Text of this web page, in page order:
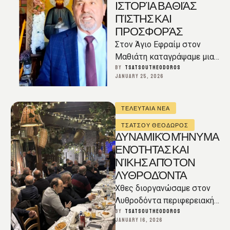
ΙΣΤΟΡΊΑ ΒΑΘΙΆΣ
ΠΊΣΤΗΣ ΚΑΙ
ΠΡΟΣΦΟΡΆΣ
Στον Άγιο Εφραίμ στον
Μαθιάτη καταγράψαμε μια
ιστορία βαθιάς πίστης και
προσφοράς: τη διαδρομή
BY TSATSOUTHEODOROS
JANUARY 25, 2026
ΤΕΛΕΥΤΑΙΑ ΝΕΑ
ΤΣΑΤΣΟΥ ΘΕΟΔΩΡΟΣ
ΔΥΝΑΜΙΚΌ ΜΉΝΥΜΑ
ΕΝΌΤΗΤΑΣ ΚΑΙ
ΝΊΚΗΣ ΑΠΌ ΤΟΝ
ΛΥΘΡΟΔΌΝΤΑ
Χθες διοργανώσαμε στον
Λυθροδόντα περιφερειακή
συγκέντρωση φίλων και
υποστηρικτών, σε μια
BY TSATSOUTHEODOROS
JANUARY 16, 2026